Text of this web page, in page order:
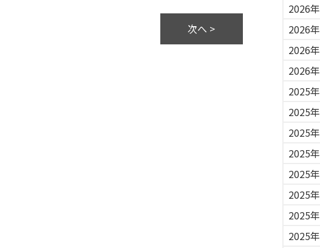
次へ >
2026
2026
2026
2026
2025
2025
2025
2025
2025
2025
2025
2025